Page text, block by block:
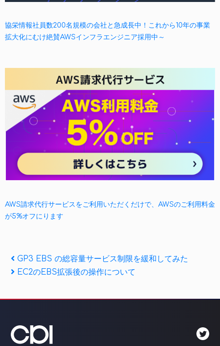
協栄情報社員数200名規模の会社と急成長中！これから10年の事業
拡大化にむけ絶賛AWSインフラエンジニア採用中～
AWS請求代行サービスをご利用いただくだけで、AWSのご利用料金
が5%オフにります
投
稿
ナ
ゲ
Previous
Post
GP3 EBS の総容量サービス制限を緩和してみた
Next
EC2のEBS拡張後の操作について